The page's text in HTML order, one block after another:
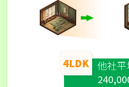
4LDK 他社平